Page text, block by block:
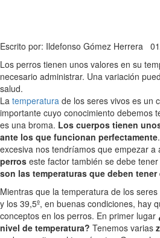
Escrito por: Ildefonso Gómez Herrera
Los perros tienen unos valores en su
necesario administrar. Una variación
salud.
La temperatura de los seres vivos es un
importante cuyo conocimiento debemos
es una broma. Los cuerpos tienen
ante los que funcionan perfectamente
excesiva nos tendríamos que empezar a
perros este factor también se debe
son las temperaturas que deben
Mientras que la temperatura de los
y los 39,5º, en buenas condiciones, hay
conceptos en los perros. En primer lugar
nivel de temperatura? Tenemos varias